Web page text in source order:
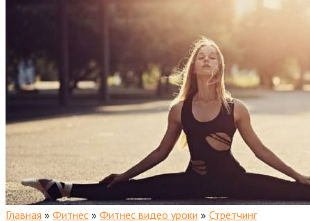
Главная » Фитнес » Фитнес видео уроки » Стретчинг